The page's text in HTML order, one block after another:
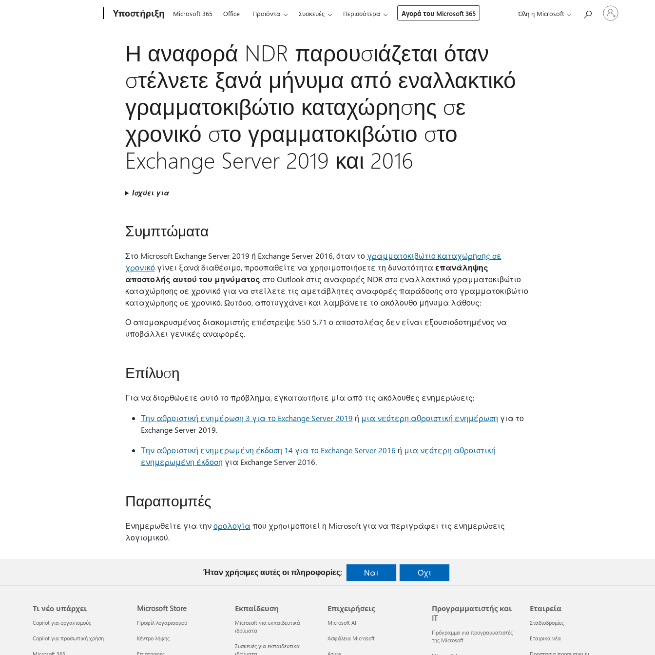
Υποστήριξη Microsoft 365 Office Προϊόντα Συσκευές Περισσότερα Αγορά του Microsoft 365 Όλη η Microsoft
Είσοδος
στον
Η αναφορά NDR παρουσιάζεται όταν
στέλνετε ξανά μήνυμα από εναλλακτικό
γραμματοκιβώτιο καταχώρησης σε
χρονικό στο γραμματοκιβώτιο στο
Exchange Server 2019 και 2016
Ισχύει για
Συμπτώματα
Στο Microsoft Exchange Server 2019 ή Exchange Server 2016, όταν το γραμματοκιβώτιο καταχώρησης σε
χρονικόγίνει ξανά διαθέσιμο, προσπαθείτε να χρησιμοποιήσετε τη δυνατότητα επανάληψης
αποστολής αυτού του μηνύματος στο Outlook στις αναφορές NDR στο εναλλακτικό γραμματοκιβώτιο
καταχώρησης σε χρονικό για να στείλετε τις αμετάβλητες αναφορές παράδοσης στο γραμματοκιβώτιο
καταχώρησης σε χρονικό. Ωστόσο, αποτυγχάνει και λαμβάνετε το ακόλουθο μήνυμα λάθους:
Ο απομακρυσμένος διακομιστής επέστρεψε 550 5.71 ο αποστολέας δεν είναι εξουσιοδοτημένος να
υποβάλλει γενικές αναφορές.
Επίλυση
Για να διορθώσετε αυτό το πρόβλημα, εγκαταστήστε μία από τις ακόλουθες ενημερώσεις:
Την αθροιστική ενημέρωση 3 για το Exchange Server 2019 ή μια νεότερη αθροιστική ενημέρωση για το
Exchange Server 2019.
Την αθροιστική ενημερωμένη έκδοση 14 για το Exchange Server 2016 ή μια νεότερη αθροιστική
ενημερωμένη έκδοση για Exchange Server 2016.
Παραπομπές
Ενημερωθείτε για τηνορολογία που χρησιμοποιεί η Microsoft για να περιγράφει τις ενημερώσεις
λογισμικού.
Ήταν χρήσιμες αυτές οι πληροφορίες; Ναι Όχι
Τι νέο υπάρχει
Copilot για οργανισμούς
Copilot για προσωπική χρήση
Microsoft Store
Προφίλ λογαριασμού
Κέντρο λήψης
Εκπαίδευση
Microsoft για εκπαιδευτικά
ιδρύματα
Συσκευές για εκπαιδευτικά
Επιχειρήσεις
Microsoft AI
Ασφάλεια Microsoft
Προγραμματιστής και
IT
Πρόγραμμα για προγραμματιστές
της Microsoft
Εταιρεία
Σταδιοδρομίες
Εταιρικά νέα